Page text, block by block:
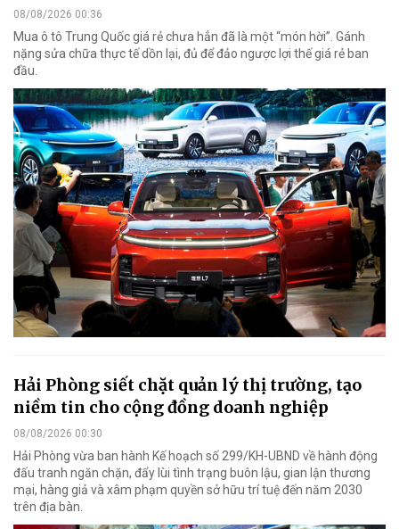
08/08/2026 00:36
Mua ô tô Trung Quốc giá rẻ chưa hẳn đã là một “món hời”. Gánh
nặng sửa chữa thực tế dồn lại, đủ để đảo ngược lợi thế giá rẻ ban
đầu.
Hải Phòng siết chặt quản lý thị trường, tạo
niềm tin cho cộng đồng doanh nghiệp
08/08/2026 00:30
Hải Phòng vừa ban hành Kế hoạch số 299/KH-UBND về hành động
đấu tranh ngăn chặn, đẩy lùi tình trạng buôn lậu, gian lận thương
mại, hàng giả và xâm phạm quyền sở hữu trí tuệ đến năm 2030
trên địa bàn.